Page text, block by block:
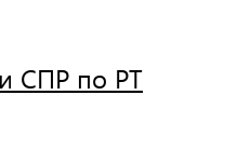
СПР по РТ